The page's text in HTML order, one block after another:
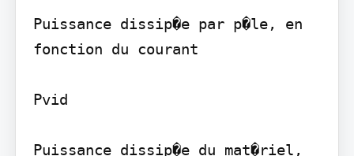
Puissance dissip�e par p�le, en
fonction du courant
Pvid
Puissance dissip�e du mat�riel,